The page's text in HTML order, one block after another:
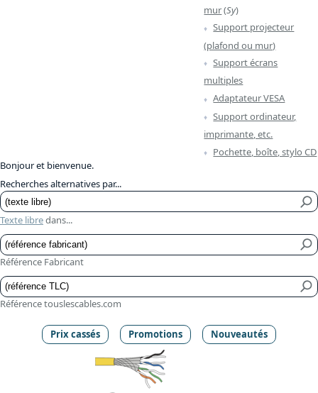
mur(Sy)
Support projecteur
(plafond ou mur)
Support écrans
multiples
Adaptateur VESA
Support ordinateur,
imprimante, etc.
Pochette, boîte, stylo CD
Bonjour et bienvenue.
Recherches alternatives par...
Texte libredans...
Référence Fabricant
Référence touslescables.com
Prix cassés Promotions Nouveautés